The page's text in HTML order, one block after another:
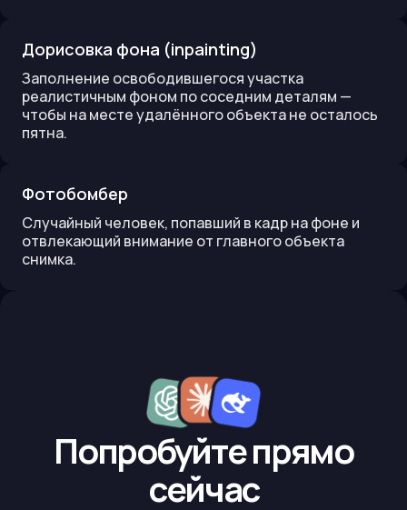
Дорисовка фона (inpainting)
Заполнение освободившегося участка
реалистичным фоном по соседним деталям —
чтобы на месте удалённого объекта не осталось
пятна.
Фотобомбер
Случайный человек, попавший в кадр на фоне и
отвлекающий внимание от главного объекта
снимка.
Попробуйте прямо
сейчас